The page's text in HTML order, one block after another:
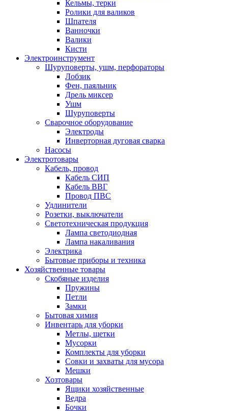
Кельмы, терки
Ролики для валиков
Шпателя
Ванночки
Валики
Кисти
Электроинструмент
Шуруповерты, ушм, перфораторы
Лобзик
Фен, паяльник
Дрель миксер
Ушм
Шуруповерты
Сварочное оборудование
Электроды
Инверторная дуговая сварка
Насосы
Электротовары
Кабель, провод
Кабель СИП
Кабель ВВГ
Провод ПВС
Удлинители
Розетки, выключатели
Cветотехническая продукция
Лампа светодиодная
Лампа накаливания
Электрика
Бытовые приборы и техника
Хозяйственные товары
Скобяные изделия
Пружины
Петли
Замки
Бытовая химия
Инвентарь для уборки
Метлы, щетки
Мусорки
Комплекты для уборки
Совки и захваты для мусора
Мешки
Хозтовары
Ящики хозяйственные
Ведра
Бочки